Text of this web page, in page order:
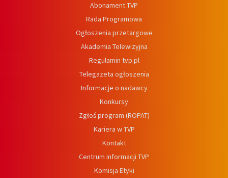
Abonament TVP
Rada Programowa
Ogłoszenia przetargowe
Akademia Telewizyjna
Regulamin tvp.pl
Telegazeta ogłoszenia
Informacje o nadawcy
Konkursy
Zgłoś program (ROPAT)
Kariera w TVP
Kontakt
Centrum informacji TVP
Komisja Etyki